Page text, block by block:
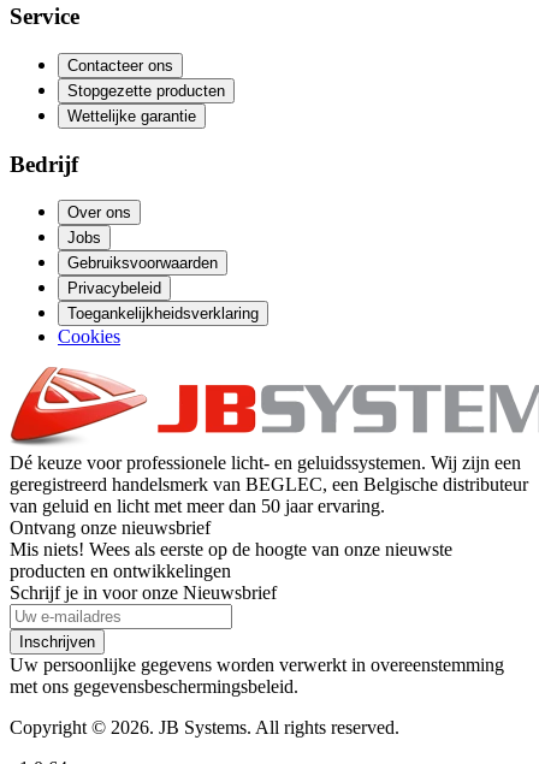
Service
Contacteer ons
Stopgezette producten
Wettelijke garantie
Bedrijf
Over ons
Jobs
Gebruiksvoorwaarden
Privacybeleid
Toegankelijkheidsverklaring
Cookies
Dé keuze voor professionele licht- en geluidssystemen. Wij zijn een
geregistreerd handelsmerk van BEGLEC, een Belgische distributeur
van geluid en licht met meer dan 50 jaar ervaring.
Ontvang onze nieuwsbrief
Mis niets! Wees als eerste op de hoogte van onze nieuwste
producten en ontwikkelingen
Schrijf je in voor onze Nieuwsbrief
Inschrijven
Uw persoonlijke gegevens worden verwerkt in overeenstemming
met ons gegevensbeschermingsbeleid.
Copyright © 2026. JB Systems. All rights reserved.